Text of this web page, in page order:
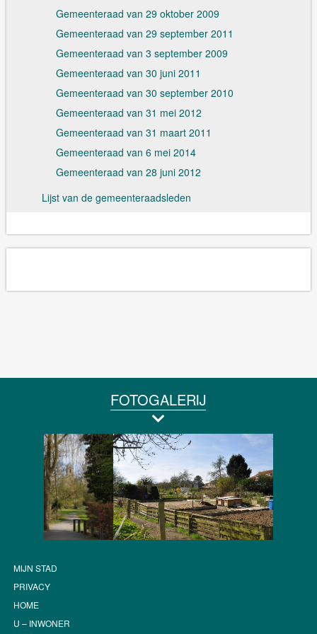
Gemeenteraad van 29 oktober 2009
Gemeenteraad van 29 september 2011
Gemeenteraad van 3 september 2009
Gemeenteraad van 30 juni 2011
Gemeenteraad van 30 september 2010
Gemeenteraad van 31 mei 2012
Gemeenteraad van 31 maart 2011
Gemeenteraad van 6 mei 2014
Gemeenteraad van 28 juni 2012
Lijst van de gemeenteraadsleden
FOTOGALERIJ
MIJN STAD
PRIVACY
HOME
U – INWONER